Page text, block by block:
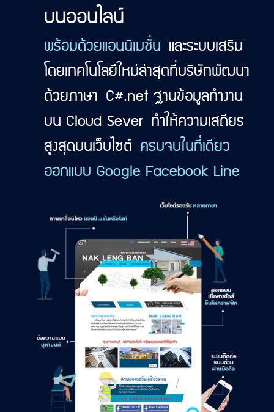
บนออนไลน์
พร้อมด้วยแอนนิเมชั่น และระบบเสริม
โดยเทคโนโลยีใหม่ล่าสุดที่บริษัทพัฒนา
ด้วยภาษา C#.net ฐานข้อมูลทำงาน
บน Cloud Sever ทำให้ความเสถียร
สูงสุดบนเว็บไซต์ ครบจบในที่เดียว
ออกแบบ Google Facebook Line